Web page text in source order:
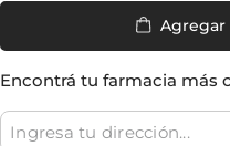
Agregar
Encontrá tu farmacia más